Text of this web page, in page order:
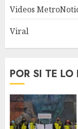
Videos
Viral
POR SI TE LO